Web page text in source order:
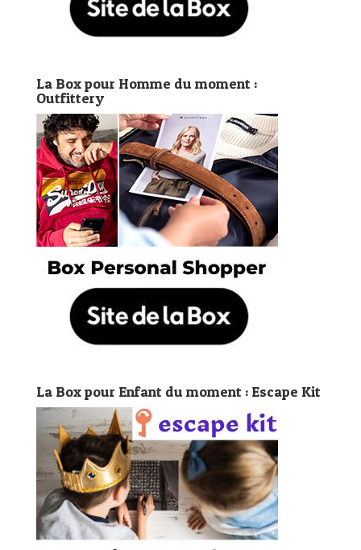
La Box pour Homme du moment :
Outfittery
La Box pour Enfant du moment : Escape Kit